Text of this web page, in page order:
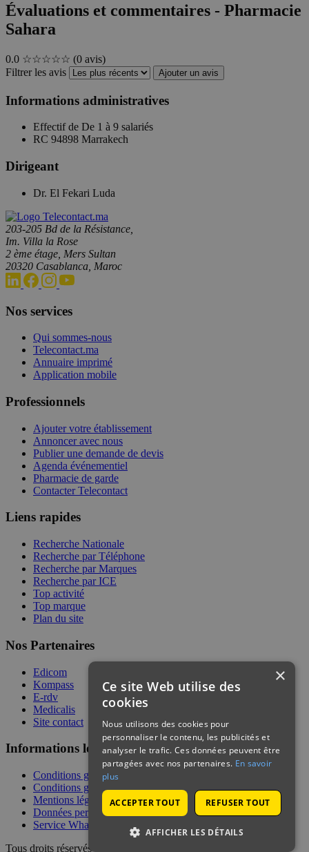
Évaluations et commentaires - Pharmacie
Sahara
0.0 ☆☆☆☆☆ (0 avis)
Filtrer les avis
Ajouter un avis
Informations administratives
Effectif de De 1 à 9 salariés
RC 94898 Marrakech
Dirigeant
Dr. El Fekari Luda
203-205 Bd de la Résistance,
Im. Villa la Rose
2 ème étage, Mers Sultan
20320 Casablanca, Maroc
Nos services
Qui sommes-nous
Telecontact.ma
Annuaire imprimé
Application mobile
Professionnels
Ajouter votre établissement
Annoncer avec nous
Publier une demande de devis
Agenda événementiel
Pharmacie de garde
Contacter Telecontact
Liens rapides
Recherche Nationale
Recherche par Téléphone
Recherche par Marques
Recherche par ICE
Top activité
Top marque
Plan du site
Nos Partenaires
Edicom
Kompass
E-rdv
Medicalis
Site contact
Informations légales
Conditions générales de services
Conditions générales de vente
Mentions légales
Données personnelles
Service WhatsApp
Tous droits réservés | © Telecontact 2026
×
Ce site Web utilise des
cookies
Nous utilisons des cookies pour
personnaliser le contenu, les publicités et
analyser le trafic. Ces données peuvent être
partagées avec nos partenaires. En savoir
plus
ACCEPTER TOUT REFUSER TOUT
AFFICHER LES DÉTAILS